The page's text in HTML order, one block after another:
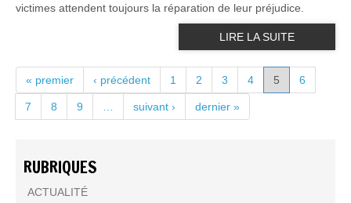
victimes attendent toujours la réparation de leur préjudice.
LIRE LA SUITE
PAGES
« premier ‹ précédent 1 2 3 4 5 6
7 8 9 suivant › dernier »
RUBRIQUES
ACTUALITÉ